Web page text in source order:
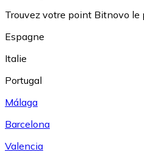
Trouvez votre point Bitnovo le
Espagne
Italie
Portugal
Málaga
Barcelona
Valencia